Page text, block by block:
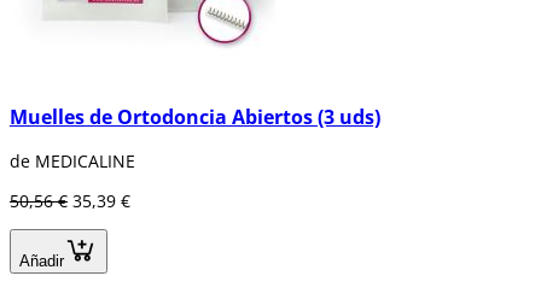
Muelles de Ortodoncia Abiertos (3 uds)
de MEDICALINE
50,56 € 35,39 €
Añadir